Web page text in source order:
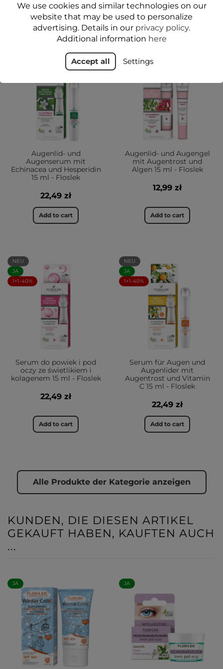
Add to cart Add to cart
Augenlid- und
Augenserum mit
Echinacea und Hesperidin
15 ml - Floslek
22,49 zł
Add to cart
1+1-40%
Augenlid- und Augengel
mit Augentrost und
Algen 15 ml - Floslek
12,99 zł
Add to cart
NEU
JA
1+1-40%
Serum do powiek i pod
oczy ze świetlikiem i
kolagenem 15 ml - Floslek
22,49 zł
Add to cart
NEU
JA
1+1-40%
Serum für Augen und
Augenlider mit
Augentrost und Vitamin
C 15 ml - Floslek
22,49 zł
Add to cart
Alle Produkte der Kategorie anzeigen
KUNDEN, DIE DIESEN ARTIKEL
GEKAUFT HABEN, KAUFTEN AUCH
...
JA JA
We use cookies and similar technologies on our
website that may be used to personalize
advertising. Details in our privacy policy.
Additional information here
Accept all Settings